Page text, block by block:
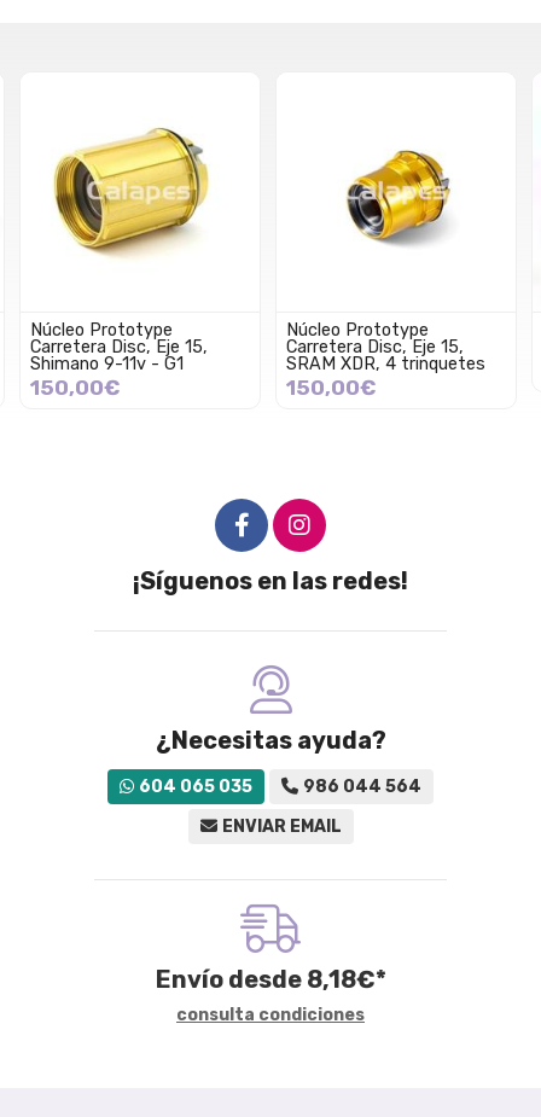
Núcleo Prototype
Carretera Disc, Eje 15,
Shimano 9-11v - G1
150,00€
Núcleo Prototype
Carretera Disc, Eje 15,
SRAM XDR, 4 trinquetes
150,00€
¡Síguenos en las redes!
¿Necesitas ayuda?
604 065 035
986 044 564
ENVIAR EMAIL
Envío desde 8,18€*
consulta condiciones